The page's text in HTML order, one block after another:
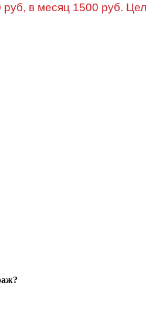
в месяц 1500 руб.